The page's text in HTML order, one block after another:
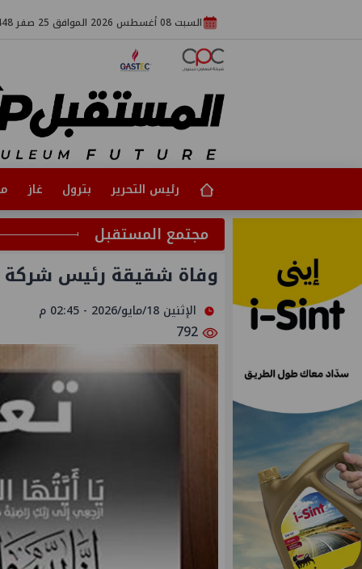
السبت 08 أغسطس 2026 الموافق 25 صفر 1448
رئيس التحرير بترول غاز
مجتمع المستقبل
وفاة شقيقة رئيس شركة
الإثنين 18/مايو/2026 - 02:45 م